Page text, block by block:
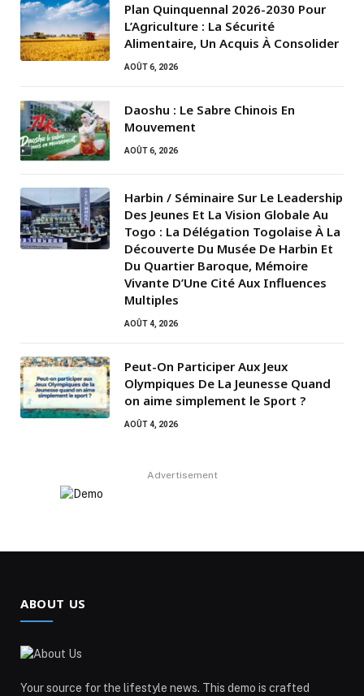
Plan Quinquennal 2026-2030 Pour
L’Agriculture : La Sécurité
Alimentaire, Un Acquis À Consolider
AOÛT 6, 2026
Daoshu : Le Sabre Chinois En
Mouvement
AOÛT 6, 2026
Harbin / Séminaire Sur Le Leadership
Des Jeunes Et La Vision Globale Au
Togo : La Délégation Togolaise À La
Découverte Du Musée De Harbin Et
Du Quartier Baroque, Mémoire
Vivante D’Une Cité Aux Influences
Multiples
AOÛT 4, 2026
Peut-On Participer Aux Jeux
Olympiques De La Jeunesse Quand
on aime simplement le Sport ?
AOÛT 4, 2026
Advertisement
ABOUT US
Your source for the lifestyle news. This demo is crafted